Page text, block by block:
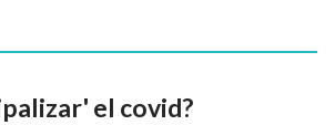
el covid?